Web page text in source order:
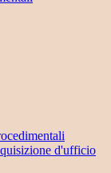
d'ufficio